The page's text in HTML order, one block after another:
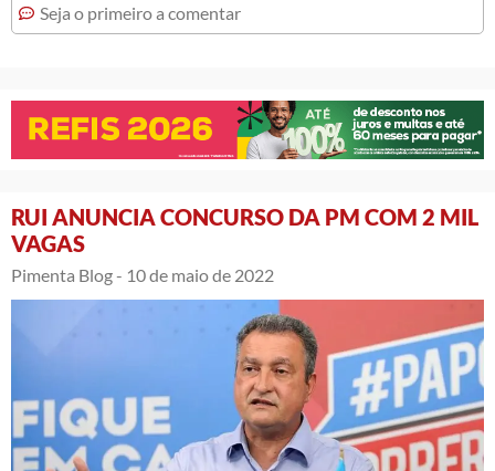
Seja o primeiro a comentar
RUI ANUNCIA CONCURSO DA PM COM 2 MIL
VAGAS
Pimenta Blog - 10 de maio de 2022